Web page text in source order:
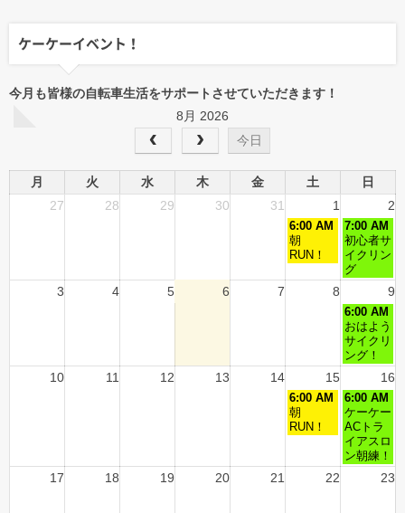
ケーケーイベント！
今月も皆様の自転車生活をサポートさせていただきます！
8月 2026
今日
月 火 水 木 金 土
日
27
28 29 30 31 1 2
6:00 AM
朝
RUN！
7:00 AM
初心者サ
イクリン
グ
3 4 5 6 7 8 9
6:00 AM
おはよう
サイクリ
ング！
10 11 12 13 14 15 16
6:00 AM
朝
RUN！
6:00 AM
ケーケー
ACトラ
イアスロ
ン朝練！
17 18 19 20 21 22 23